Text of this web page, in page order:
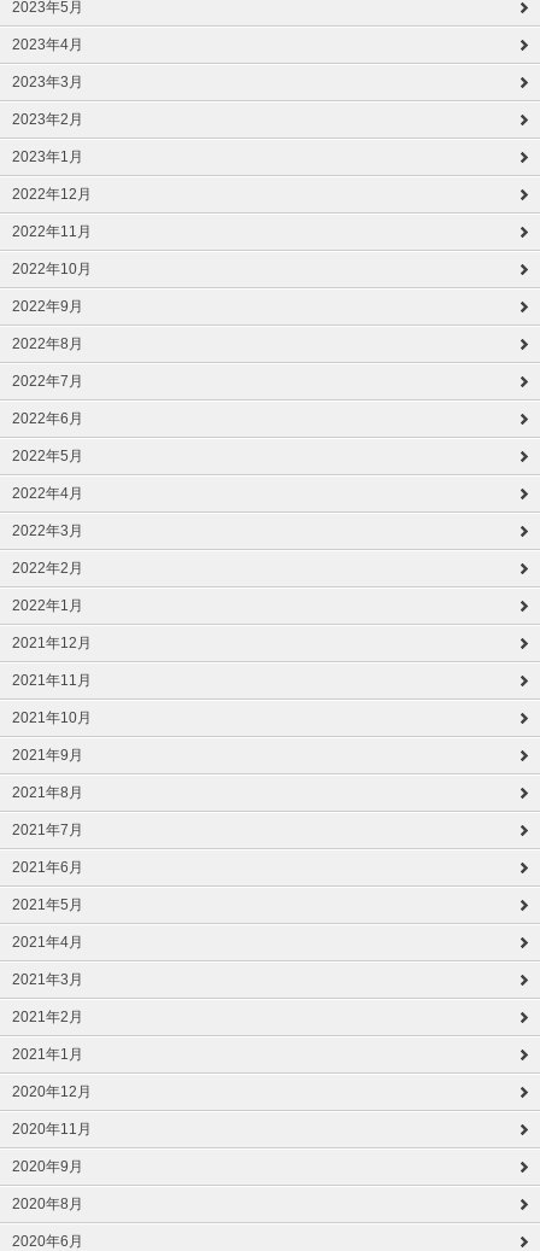
2023年5月
2023年4月
2023年3月
2023年2月
2023年1月
2022年12月
2022年11月
2022年10月
2022年9月
2022年8月
2022年7月
2022年6月
2022年5月
2022年4月
2022年3月
2022年2月
2022年1月
2021年12月
2021年11月
2021年10月
2021年9月
2021年8月
2021年7月
2021年6月
2021年5月
2021年4月
2021年3月
2021年2月
2021年1月
2020年12月
2020年11月
2020年9月
2020年8月
2020年6月